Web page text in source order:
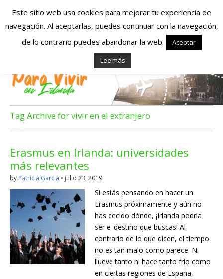
Españoles en
Irlanda – Vivir en
Irlanda – Trabajo
en Irlanda –
Alojamiento en
Irlanda
Blog dedicado a los que viven, estudian y trabajan en
Tag Archive for vivir en el extranjero
Erasmus en Irlanda: universidades
más relevantes
by Patricia Garcia • julio 23, 2019
Si estás pensando en hacer un
Erasmus próximamente y aún no
has decido dónde, ¡Irlanda podría
ser el destino que buscas! Al
contrario de lo que dicen, el tiempo
no es tan malo como parece. Ni
llueve tanto ni hace tanto frío como
en ciertas regiones de España,
Este sitio web usa cookies para mejorar tu experiencia de
navegación. Al aceptarlas, puedes continuar con la navegación,
de lo contrario puedes abandonar la web.
Aceptar
Lee más